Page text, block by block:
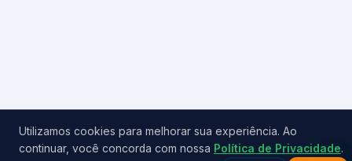
Utilizamos cookies para melhorar sua experiência. Ao
continuar, você concorda com nossa Política de Privacidade.